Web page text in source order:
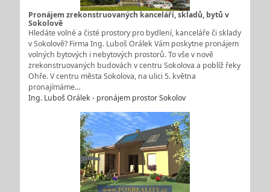
Pronájem zrekonstruovaných kanceláří, skladů, bytů v
Sokolově
Hledáte volné a čisté prostory pro bydlení, kanceláře či sklady
v Sokolově? Firma Ing. Luboš Orálek Vám poskytne pronájem
volných bytových i nebytových prostorů. To vše v nově
zrekonstruovaných budovách v centru Sokolova a poblíž řeky
Ohře. V centru města Sokolova, na ulici 5. května
pronajímáme…
Ing. Luboš Orálek - pronájem prostor Sokolov